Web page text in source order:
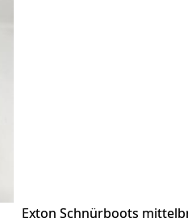
Exton Schnürboots